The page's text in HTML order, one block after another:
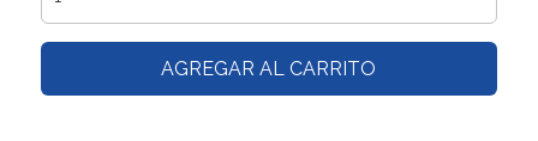
AGREGAR AL CARRITO